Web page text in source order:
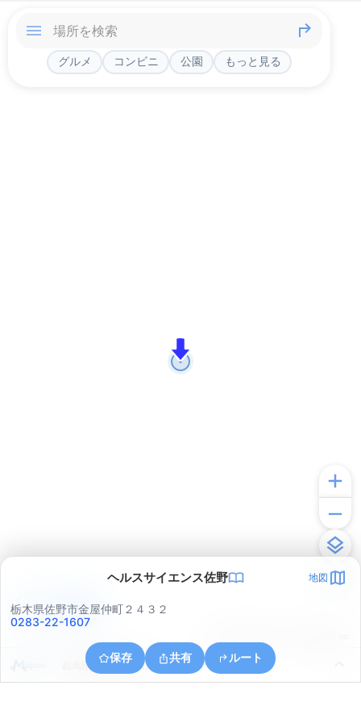
グルメ コンビニ 公園 もっと見る
ヘルスサイエンス佐野 地図
栃木県佐野市金屋仲町２４３２
0283-22-1607
保存 共有 ルート
群馬県館林市大島町
アプリで見る